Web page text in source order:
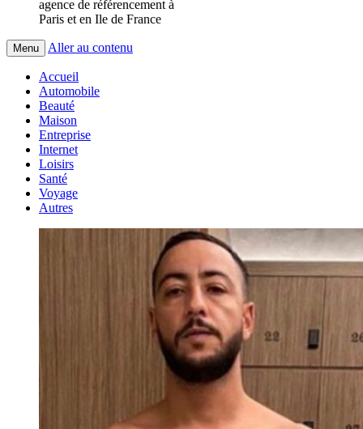
agence de référencement à
Paris et en Ile de France
Menu Aller au contenu
Accueil
Automobile
Beauté
Maison
Entreprise
Internet
Loisirs
Santé
Voyage
Autres